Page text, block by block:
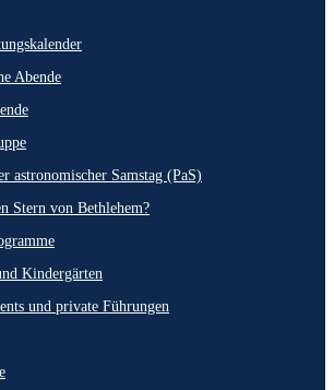
Abende
astronomischer Samstag (PaS)
Stern von Bethlehem?
Kindergärten
und private Führungen